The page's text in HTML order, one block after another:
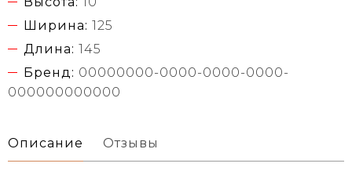
Ширина: 125
Длина: 145
Бренд: 00000000-0000-0000-0000-
000000000000
Описание Отзывы